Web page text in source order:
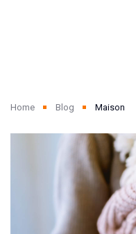
Home Blog Maison